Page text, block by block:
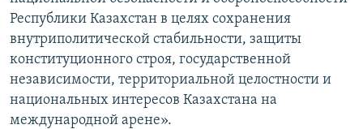
Республики Казахстан в целях сохранения
внутриполитической стабильности, защиты
конституционного строя, государственной
независимости, территориальной целостности и
национальных интересов Казахстана на
международной арене».